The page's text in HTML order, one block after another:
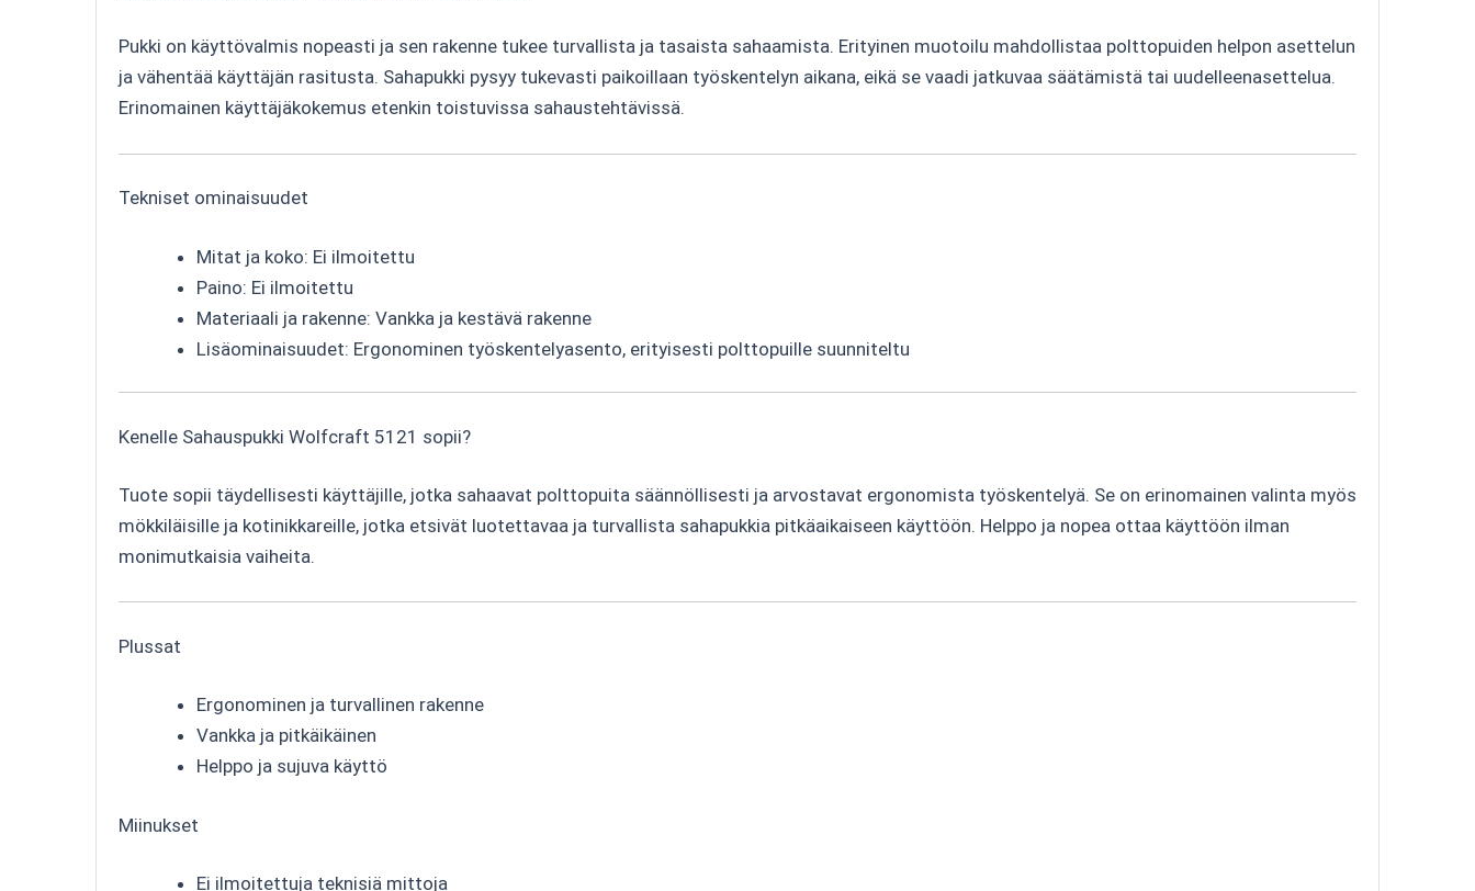
Pukki on käyttövalmis nopeasti ja sen rakenne tukee turvallista ja tasaista sahaamista. Erityinen muotoilu mahdollistaa polttopuiden helpon asettelun
ja vähentää käyttäjän rasitusta. Sahapukki pysyy tukevasti paikoillaan työskentelyn aikana, eikä se vaadi jatkuvaa säätämistä tai uudelleenasettelua.
Erinomainen käyttäjäkokemus etenkin toistuvissa sahaustehtävissä.
Tekniset ominaisuudet
Mitat ja koko: Ei ilmoitettu
Paino: Ei ilmoitettu
Materiaali ja rakenne: Vankka ja kestävä rakenne
Lisäominaisuudet: Ergonominen työskentelyasento, erityisesti polttopuille suunniteltu
Kenelle Sahauspukki Wolfcraft 5121 sopii?
Tuote sopii täydellisesti käyttäjille, jotka sahaavat polttopuita säännöllisesti ja arvostavat ergonomista työskentelyä. Se on erinomainen valinta myös
mökkiläisille ja kotinikkareille, jotka etsivät luotettavaa ja turvallista sahapukkia pitkäaikaiseen käyttöön. Helppo ja nopea ottaa käyttöön ilman
monimutkaisia vaiheita.
Plussat
Ergonominen ja turvallinen rakenne
Vankka ja pitkäikäinen
Helppo ja sujuva käyttö
Miinukset
Ei ilmoitettuja teknisiä mittoja